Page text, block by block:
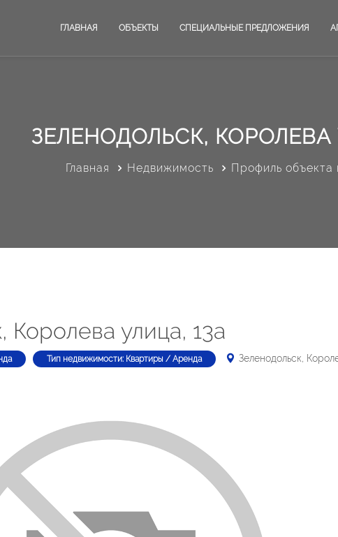
ГЛАВНАЯ ОБЪЕКТЫ СПЕЦИАЛЬНЫЕ ПРЕДЛОЖЕНИЯ
ЗЕЛЕНОДОЛЬСК, КОРОЛЕВА
Главная Недвижимость Профиль объекта
Королева улица, 13а
Тип недвижимости: Квартиры / Аренда Зеленодольск,